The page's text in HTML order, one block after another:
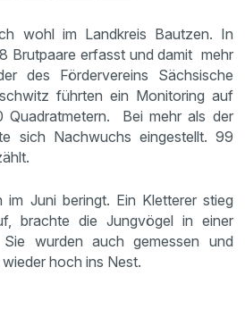
wohl im Landkreis Bautzen. In
Brutpaare erfasst und damit mehr
des Fördervereins Sächsische
führten ein Monitoring auf
Bei mehr als der
sich Nachwuchs eingestellt. 99
im Juni beringt. Ein Kletterer stieg
brachte die Jungvögel in einer
wurden auch gemessen und
hoch ins Nest.